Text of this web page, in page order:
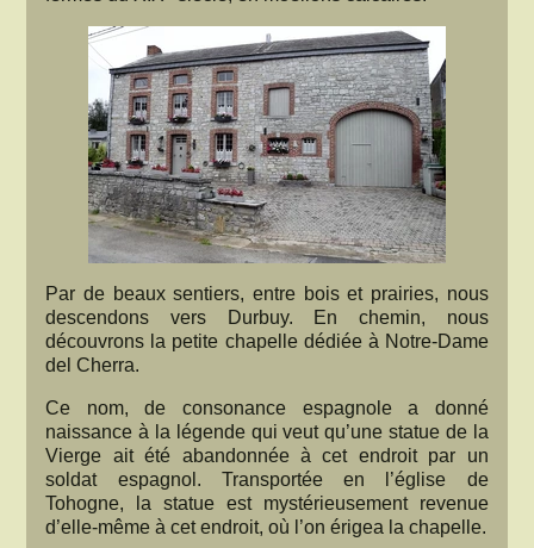
Par de beaux sentiers, entre bois et prairies, nous
descendons vers Durbuy. En chemin, nous
découvrons la petite chapelle dédiée à Notre-Dame
del Cherra.
Ce nom, de consonance espagnole a donné
naissance à la légende qui veut qu’une statue de la
Vierge ait été abandonnée à cet endroit par un
soldat espagnol. Transportée en l’église de
Tohogne, la statue est mystérieusement revenue
d’elle-même à cet endroit, où l’on érigea la chapelle.